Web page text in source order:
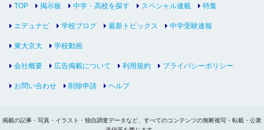
TOP 掲示板 中学・高校を探す スペシャル連載 特集
エデュナビ 学校ブログ 最新トピックス 中学受験速報
東大京大 学校動画
会社概要 広告掲載について 利用規約 プライバシーポリシー
お問い合わせ 削除申請 ヘルプ
掲載の記事・写真・イラスト・独自調査データなど、すべてのコンテンツの無断複写・転載・公衆